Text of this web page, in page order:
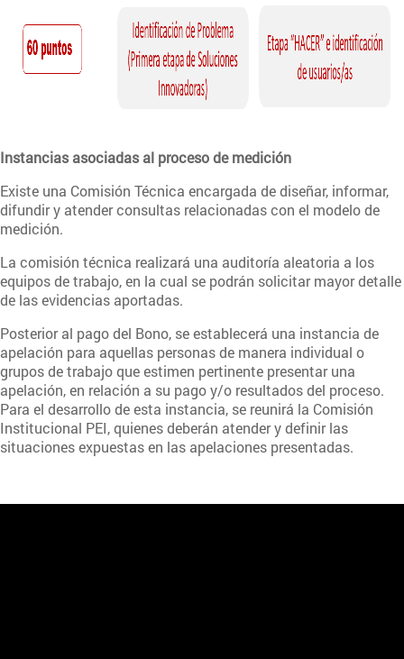
Instancias asociadas al proceso de medición
Existe una Comisión Técnica encargada de diseñar, informar,
difundir y atender consultas relacionadas con el modelo de
medición.
La comisión técnica realizará una auditoría aleatoria a los
equipos de trabajo, en la cual se podrán solicitar mayor detalle
de las evidencias aportadas.
Posterior al pago del Bono, se establecerá una instancia de
apelación para aquellas personas de manera individual o
grupos de trabajo que estimen pertinente presentar una
apelación, en relación a su pago y/o resultados del proceso.
Para el desarrollo de esta instancia, se reunirá la Comisión
Institucional PEI, quienes deberán atender y definir las
situaciones expuestas en las apelaciones presentadas.